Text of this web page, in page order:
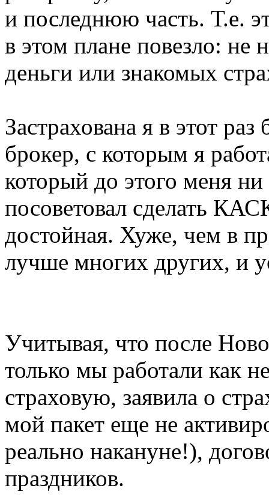
и последнюю часть. Т.е.
в этом плане повезло: не
деньги или знакомых
Застрахована я в этот
брокер, с которым я
который до этого меня
посоветовал сделать
достойная. Хуже, чем в
лучше многих других, и
Учитывая, что после
только мы работали как
страховую, заявила о
мой пакет еще не
реально накануне!),
праздников.